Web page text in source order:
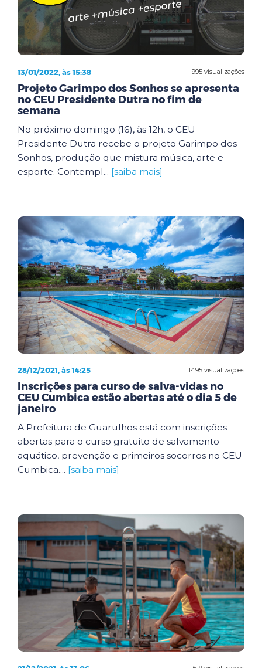
995 visualizações
13/01/2022, às 15:38
Projeto Garimpo dos Sonhos se apresenta
no CEU Presidente Dutra no fim de
semana
No próximo domingo (16), às 12h, o CEU
Presidente Dutra recebe o projeto Garimpo dos
Sonhos, produção que mistura música, arte e
esporte. Contempl... [saiba mais]
1495 visualizações
28/12/2021, às 14:25
Inscrições para curso de salva-vidas no
CEU Cumbica estão abertas até o dia 5 de
janeiro
A Prefeitura de Guarulhos está com inscrições
abertas para o curso gratuito de salvamento
aquático, prevenção e primeiros socorros no CEU
Cumbica.... [saiba mais]